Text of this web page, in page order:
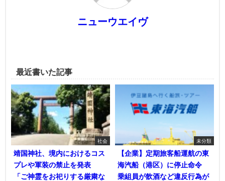
ニューウエイヴ
最近書いた記事
社会
靖国神社、境内におけるコス
プレや軍装の禁止を発表
「ご神霊をお祀りする厳粛な
未分類
【企業】定期旅客船運航の東
海汽船（港区）に停止命令
乗組員が飲酒など違反行為が